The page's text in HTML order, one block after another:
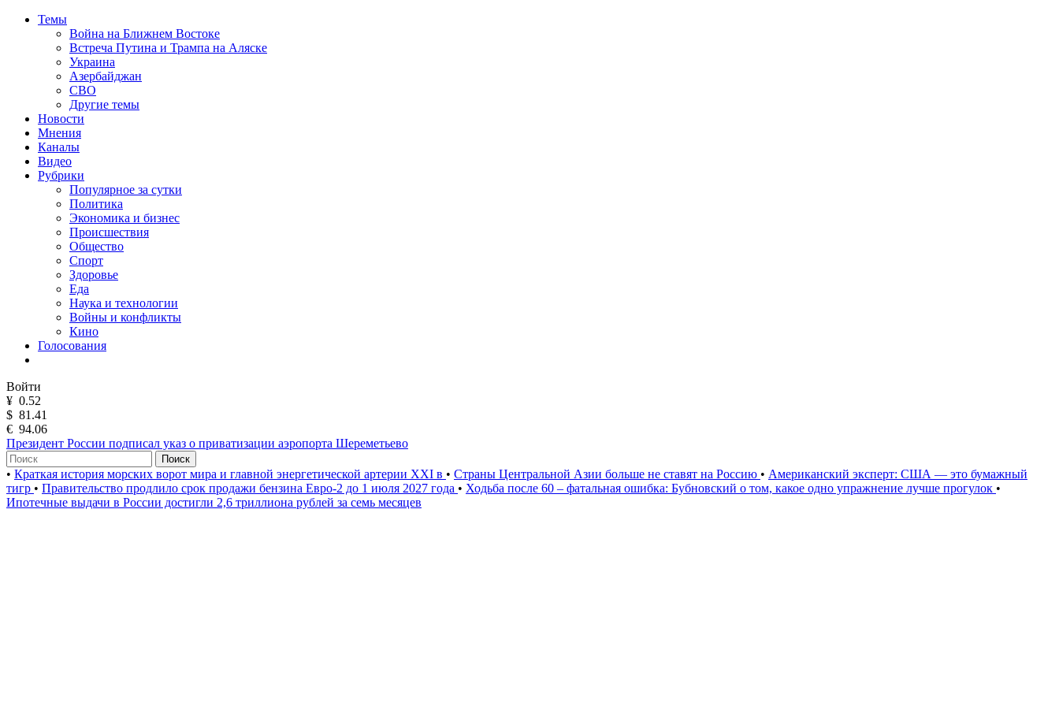
Темы
Война на Ближнем Востоке
Встреча Путина и Трампа на Аляске
Украина
Азербайджан
СВО
Другие темы
Новости
Мнения
Каналы
Видео
Рубрики
Популярное за сутки
Политика
Экономика и бизнес
Происшествия
Общество
Спорт
Здоровье
Еда
Наука и технологии
Войны и конфликты
Кино
Голосования
Войти
¥ 0.52
$ 81.41
€ 94.06
Президент России подписал указ о приватизации аэропорта Шереметьево
Поиск
• Краткая история морских ворот мира и главной энергетической артерии XXI в • Страны Центральной Азии больше не ставят на Россию • Американский эксперт: США — это бумажный
тигр • Правительство продлило срок продажи бензина Евро-2 до 1 июля 2027 года • Ходьба после 60 – фатальная ошибка: Бубновский о том, какое одно упражнение лучше прогулок •
Ипотечные выдачи в России достигли 2,6 триллиона рублей за семь месяцев